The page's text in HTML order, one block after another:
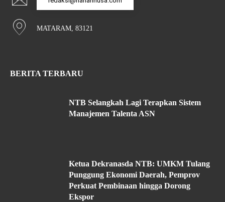
MATARAM, 83121
BERITA TERBARU
NTB Selangkah Lagi Terapkan Sistem
Manajemen Talenta ASN
Ketua Dekranasda NTB: UMKM Tulang
Punggung Ekonomi Daerah, Pemprov
Perkuat Pembinaan hingga Dorong
Ekspor